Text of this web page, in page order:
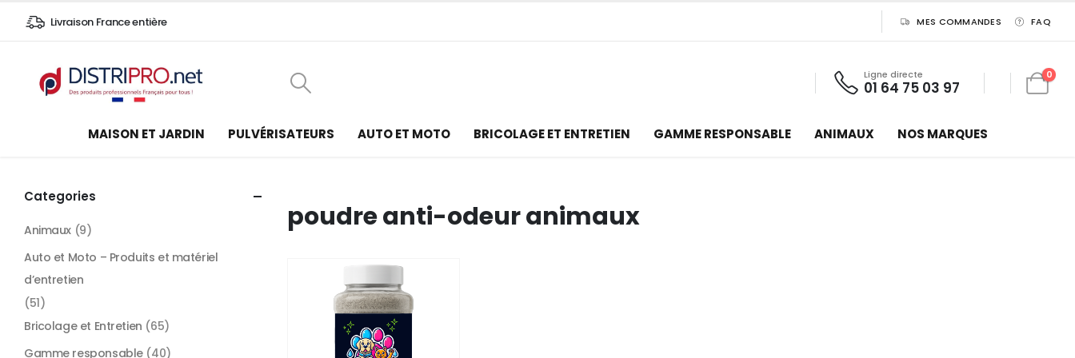
Livraison France entière MES COMMANDES FAQ
Ligne directe
01 64 75 03 97
0
MAISON ET JARDIN PULVÉRISATEURS AUTO ET MOTO BRICOLAGE ET ENTRETIEN GAMME RESPONSABLE ANIMAUX NOS MARQUES
poudre anti-odeur animaux
Categories
Animaux (9)
Auto et Moto – Produits et matériel
d’entretien
(51)
Bricolage et Entretien (65)
Gamme responsable (40)